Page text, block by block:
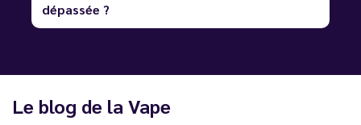
dépassée ?
Le blog de la Vape